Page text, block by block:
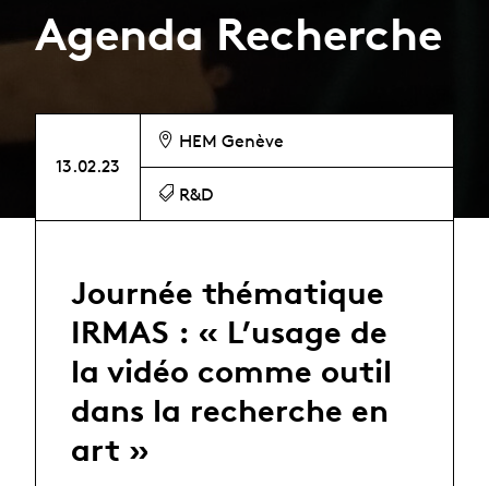
Agenda Recherche
13.02.23
HEM Genève
R&D
Journée thématique
IRMAS : « L’usage de
la vidéo comme outil
dans la recherche en
art »